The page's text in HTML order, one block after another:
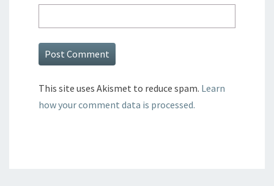
This site uses Akismet to reduce spam. Learn
how your comment data is processed.